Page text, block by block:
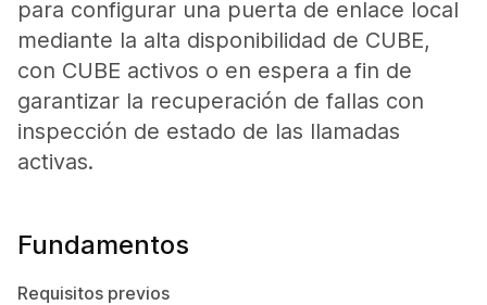
para configurar una puerta de enlace local
mediante la alta disponibilidad de CUBE,
con CUBE activos o en espera a fin de
garantizar la recuperación de fallas con
inspección de estado de las llamadas
activas.
Fundamentos
Requisitos previos